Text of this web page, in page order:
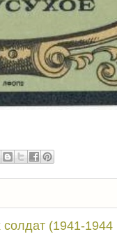
(1941-1944